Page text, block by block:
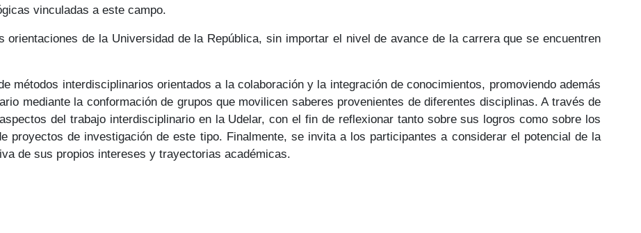
vinculadas a este campo.
orientaciones de la Universidad de la República, sin importar el nivel de avance de la carrera que se encuentren
métodos interdisciplinarios orientados a la colaboración y la integración de conocimientos, promoviendo además
mediante la conformación de grupos que movilicen saberes provenientes de diferentes disciplinas. A través de
del trabajo interdisciplinario en la Udelar, con el fin de reflexionar tanto sobre sus logros como sobre los
proyectos de investigación de este tipo. Finalmente, se invita a los participantes a considerar el potencial de la
de sus propios intereses y trayectorias académicas.